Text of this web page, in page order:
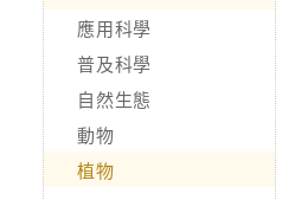
應用科學
普及科學
自然生態
動物
植物